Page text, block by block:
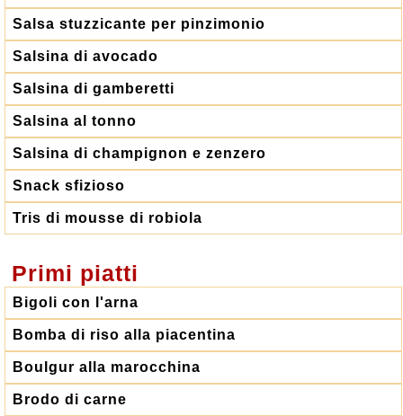
Salsa stuzzicante per pinzimonio
Salsina di avocado
Salsina di gamberetti
Salsina al tonno
Salsina di champignon e zenzero
Snack sfizioso
Tris di mousse di robiola
Primi piatti
Bigoli con l'arna
Bomba di riso alla piacentina
Boulgur alla marocchina
Brodo di carne